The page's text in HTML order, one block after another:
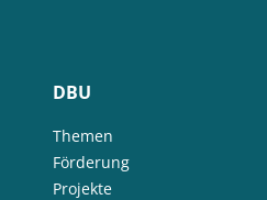
DBU
Themen
Förderung
Projekte